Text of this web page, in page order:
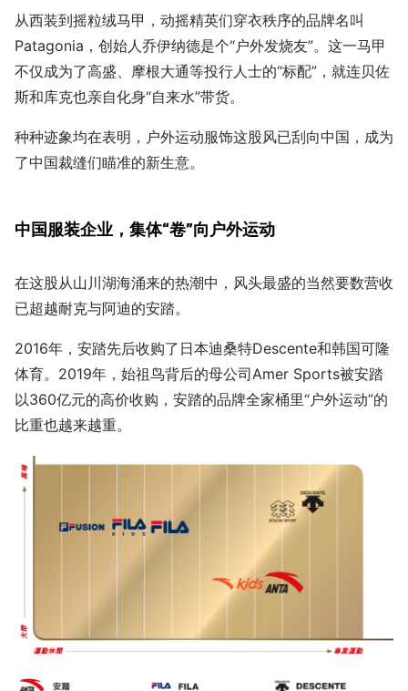
从西装到摇粒绒马甲，动摇精英们穿衣秩序的品牌名叫
Patagonia，创始人乔伊纳德是个“户外发烧友”。这一马甲
不仅成为了高盛、摩根大通等投行人士的“标配”，就连贝佐
斯和库克也亲自化身“自来水”带货。
种种迹象均在表明，户外运动服饰这股风已刮向中国，成为
了中国裁缝们瞄准的新生意。
中国服装企业，集体“卷”向户外运动
在这股从山川湖海涌来的热潮中，风头最盛的当然要数营收
已超越耐克与阿迪的安踏。
2016年，安踏先后收购了日本迪桑特Descente和韩国可隆
体育。2019年，始祖鸟背后的母公司Amer Sports被安踏
以360亿元的高价收购，安踏的品牌全家桶里“户外运动”的
比重也越来越重。